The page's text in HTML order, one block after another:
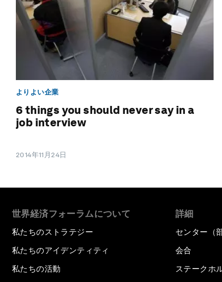
よりよい企業
6 things you should never say in a
job interview
2014年11月24日
世界経済フォーラムについて
私たちのストラテジー
私たちのアイデンティティ
私たちの活動
詳細
センター（
会合
ステークホ